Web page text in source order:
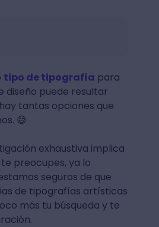
tipo de tipografía para
diseño puede resultar
tantas opciones que
😅
exhaustiva implica
preocupes, ya lo
seguros de que
de tipografías artísticas
más tu búsqueda y te